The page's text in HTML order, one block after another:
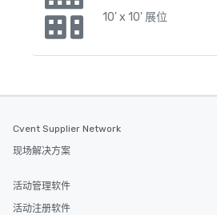
10' x 10' 展位
Cvent Supplier Network
现场解决方案
活动管理软件
活动注册软件